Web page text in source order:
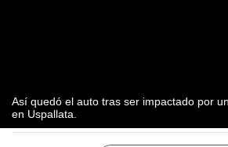
Así quedó el auto tras ser impactado por
en Uspallata.